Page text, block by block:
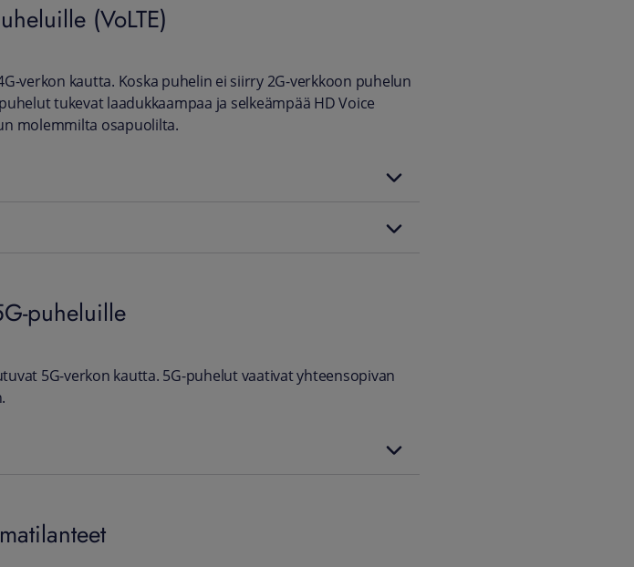
(VoLTE)
verkon kautta. Koska puhelin ei siirry 2G-verkkoon puhelun
tukevat laadukkaampaa ja selkeämpää HD Voice
molemmilta osapuolilta.
puheluille
5G-verkon kautta. 5G-puhelut vaativat yhteensopivan